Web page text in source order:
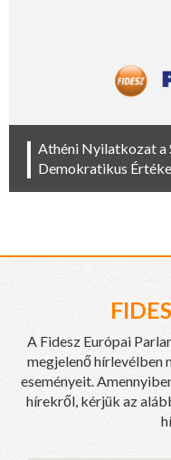
Athéni Nyilatkozat a
Demokratikus
A Fidesz Európai
megjelenő hírlevélben
eseményeit.
hírekről, kérjük az